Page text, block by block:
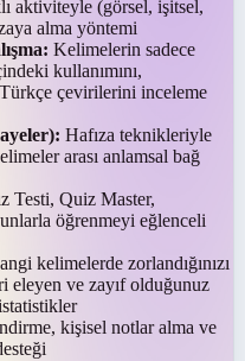
aktiviteyle (görsel, işitsel,
alma yöntemi
Kelimelerin sadece
kullanımını,
çevirilerini inceleme
Hafıza teknikleriyle
arası anlamsal bağ
Testi, Quiz Master,
öğrenmeyi eğlenceli
kelimelerde zorlandığınızı
eleyen ve zayıf olduğunuz
kişisel notlar alma ve